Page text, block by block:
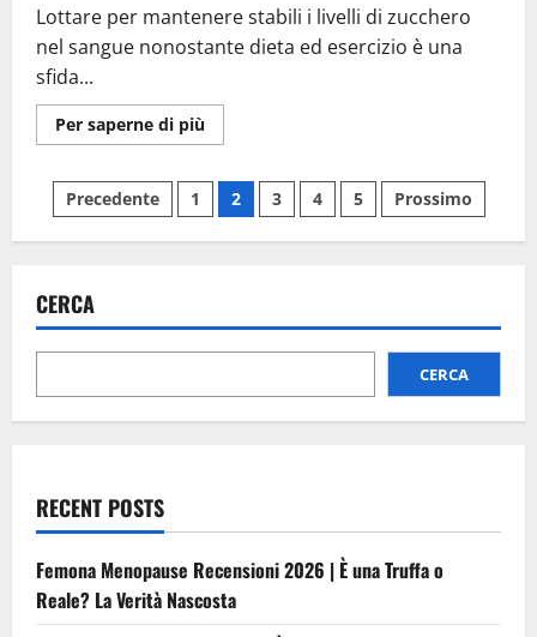
Lottare per mantenere stabili i livelli di zucchero
nel sangue nonostante dieta ed esercizio è una
sfida...
Per saperne di piùUlteriori
informazioni
Recensioni
Reclami
2026
La
Svelata!
Paginazione
degli
articoli
Precedente 1 2 3 4 5 Prossimo
CERCA
CERCA
RECENT POSTS
Femona Menopause Recensioni 2026 | È una Truffa o
Reale? La Verità Nascosta